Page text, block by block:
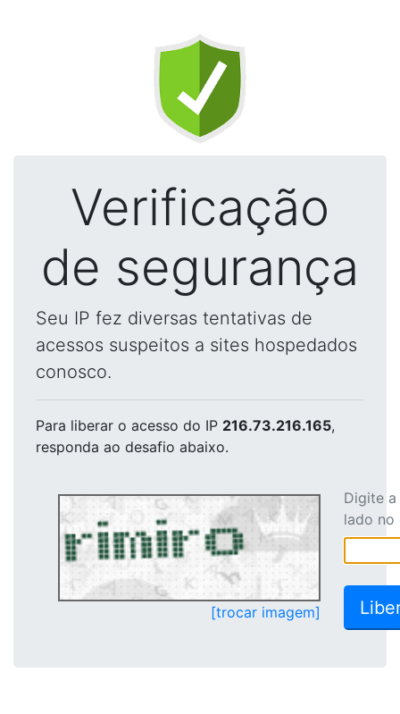
Verificação
de segurança
Seu IP fez diversas tentativas de
acessos suspeitos a sites hospedados
conosco.
Para liberar o acesso do IP 216.73.216.165,
responda ao desafio abaixo.
[trocar imagem]
Digite
lado no